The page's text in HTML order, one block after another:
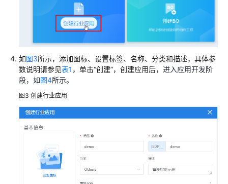
能
班
二
次
开
发
指
南
概
述
如图3所示，添加图标、设置标签、名称、分类和描述，具体参
数说明请参见表1 ，单击“创建”，创建应用后， 进入应用开发阶
段，如图4所示。
图3 创建行业应用